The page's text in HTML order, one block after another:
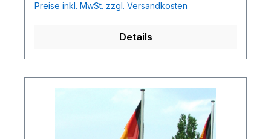
Preise inkl. MwSt. zzgl. Versandkosten
Details